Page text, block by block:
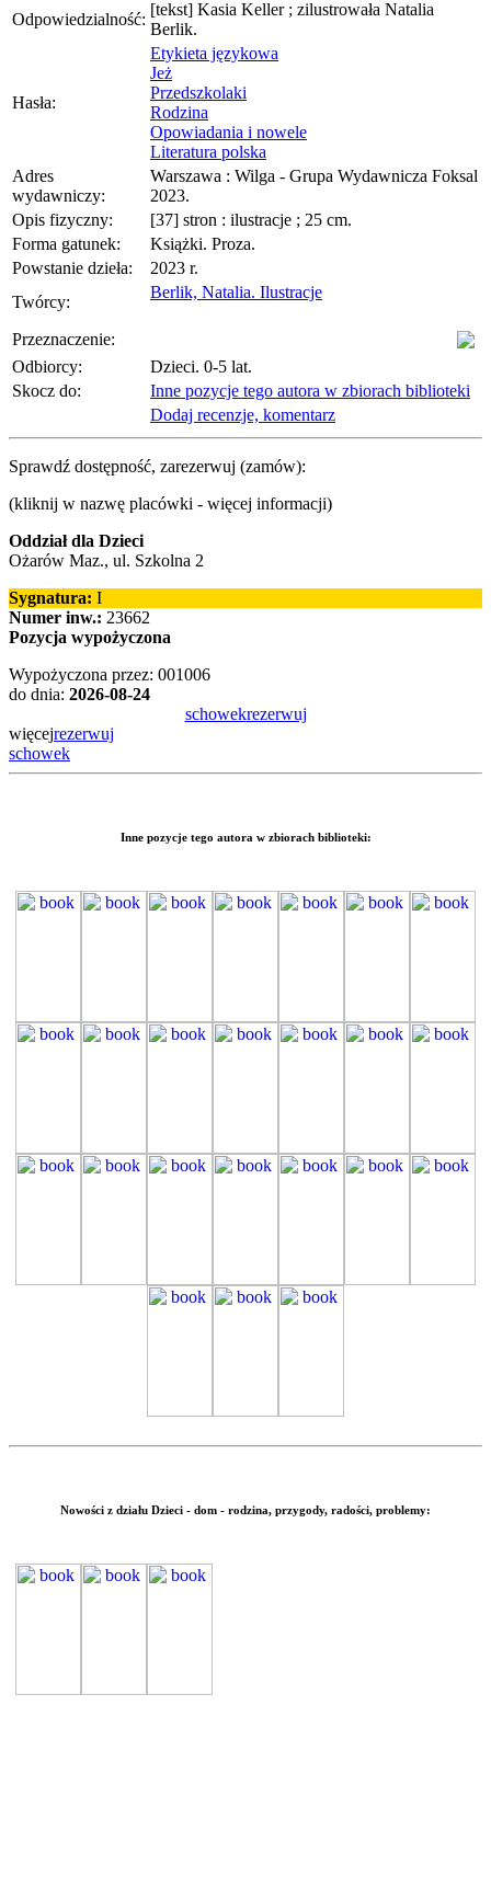
Odpowiedzialność:
[tekst] Kasia Keller ; zilustrowała Natalia
Berlik.
Hasła:
Etykieta językowa
Jeż
Przedszkolaki
Rodzina
Opowiadania i nowele
Literatura polska
Adres
wydawniczy:
Warszawa : Wilga - Grupa Wydawnicza Foksal
2023.
Opis fizyczny:
[37] stron : ilustracje ; 25 cm.
Forma gatunek:
Książki. Proza.
Powstanie dzieła:
2023 r.
Twórcy:
Berlik, Natalia. Ilustracje
Przeznaczenie:
Odbiorcy:
Dzieci. 0-5 lat.
Skocz do:
Inne pozycje tego autora w zbiorach biblioteki
Dodaj recenzje, komentarz
Sprawdź dostępność, zarezerwuj (zamów):
(kliknij w nazwę placówki - więcej informacji)
Oddział dla Dzieci
Ożarów Maz., ul. Szkolna 2
Sygnatura: I
Numer inw.: 23662
Pozycja wypożyczona
Wypożyczona przez: 001006
do dnia: 2026-08-24
schowekrezerwuj
więcejrezerwuj
schowek
Inne pozycje tego autora w zbiorach biblioteki:
Nowości z działu Dzieci - dom - rodzina, przygody, radości, problemy: